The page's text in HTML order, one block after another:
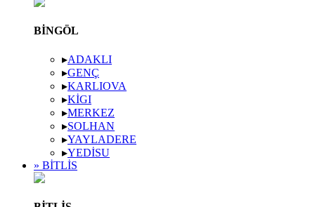
BINGÖL
▸ADAKLI
▸GENÇ
▸KARLIOVA
▸KIGI
▸MERKEZ
▸SOLHAN
▸YAYLADERE
▸YEDISU
» BITLIS